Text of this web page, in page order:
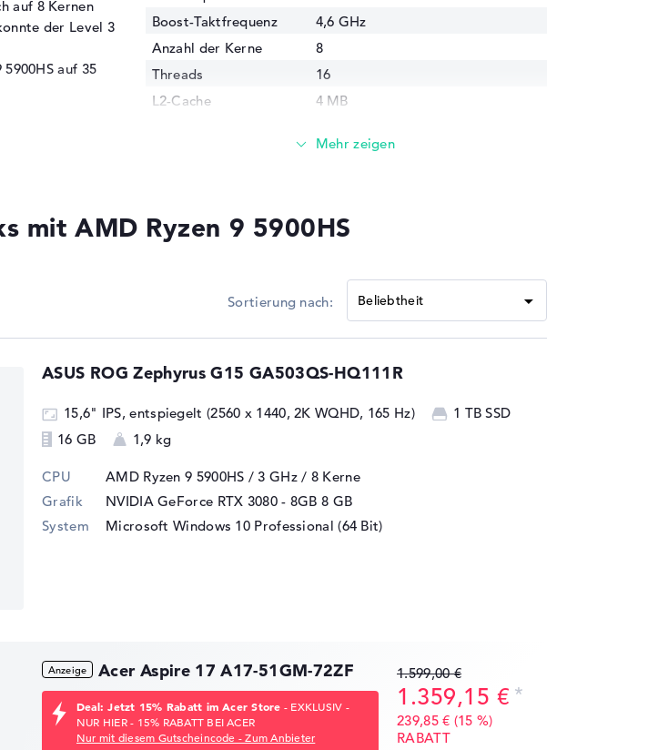
auf 8 Kernen
der Level 3
auf 35
GTX
High-End
Boost-Taktfrequenz
4,6 GHz
Anzahl der Kerne
8
Threads
16
L2-Cache
4 MB
(4000/5000)
GPU Frequenz
Speicherunterstützung
DDR4-3200, LPDDR4x-4266
mit AMD Ryzen 9 5900HS
ASUS ROG Zephyrus G15 GA503QS-HQ111R
15,6" IPS, entspiegelt (2560 x 1440, 2K WQHD, 165 Hz)
1 TB SSD
16 GB
1,9 kg
CPU AMD Ryzen 9 5900HS / 3 GHz/ 8 Kerne
Grafik
NVIDIA GeForce RTX 3080 - 8GB 8 GB
System
Microsoft Windows 10 Professional (64 Bit)
Acer Aspire 17 A17-51GM-72ZF
Deal: Jetzt 15% Rabatt im Acer Store - EXKLUSIV -
NUR HIER - 15% RABATT BEI ACER
Nur mit diesem Gutscheincode - Zum Anbieter
1.599,00 €
1.359,15 €
239,85 € (15 %)
RABATT